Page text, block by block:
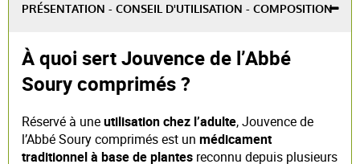
PRÉSENTATION - CONSEIL D'UTILISATION - COMPOSITION
À quoi sert Jouvence de l’Abbé
Soury comprimés ?
Réservé à uneutilisation chez l’adulte, Jouvence de
l’Abbé Soury comprimés est un médicament
traditionnel à base de plantes reconnu depuis plusieurs